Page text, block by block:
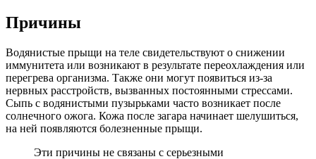
Причины
Водянистые прыщи на теле свидетельствуют о снижении
иммунитета или возникают в результате переохлаждения или
перегрева организма. Также они могут появиться из-за
нервных расстройств, вызванных постоянными стрессами.
Сыпь с водянистыми пузырьками часто возникает после
солнечного ожога. Кожа после загара начинает шелушиться,
на ней появляются болезненные прыщи.
Эти причины не связаны с серьезными